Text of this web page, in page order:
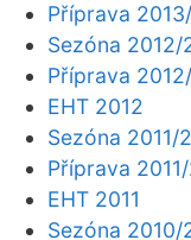
Příprava
Sezóna 2012/
Příprava
EHT 2012
Sezóna 2011/
Příprava
EHT 2011
Sezóna 2010/